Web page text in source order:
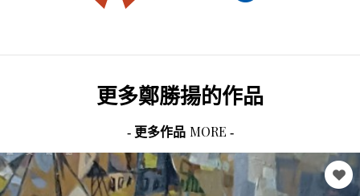
更多鄭勝揚的作品
- 更多作品 MORE -